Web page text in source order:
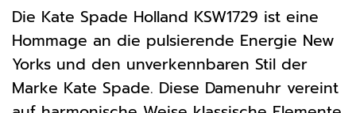
Die Kate Spade Holland KSW1729 ist eine
Hommage an die pulsierende Energie New
Yorks und den unverkennbaren Stil der
Marke Kate Spade. Diese Damenuhr vereint